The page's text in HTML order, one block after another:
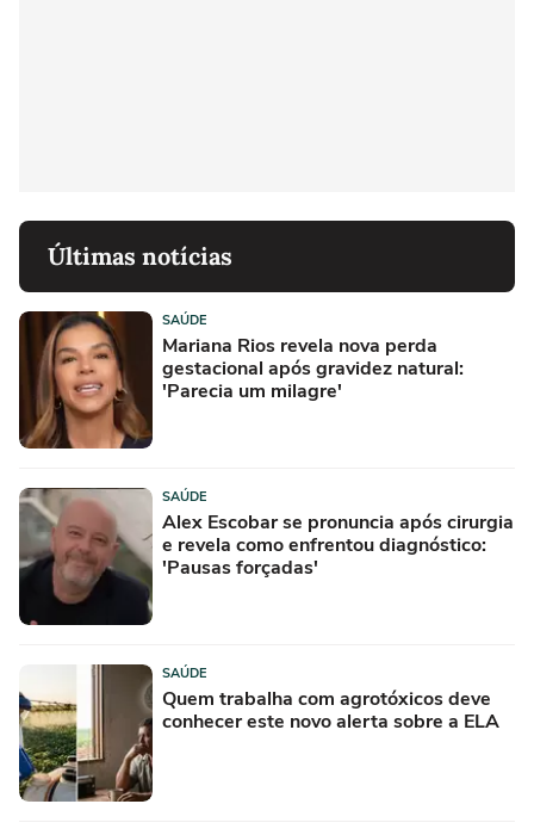
Últimas notícias
SAÚDE
Mariana Rios revela nova perda
gestacional após gravidez natural:
'Parecia um milagre'
SAÚDE
Alex Escobar se pronuncia após cirurgia
e revela como enfrentou diagnóstico:
'Pausas forçadas'
SAÚDE
Quem trabalha com agrotóxicos deve
conhecer este novo alerta sobre a ELA